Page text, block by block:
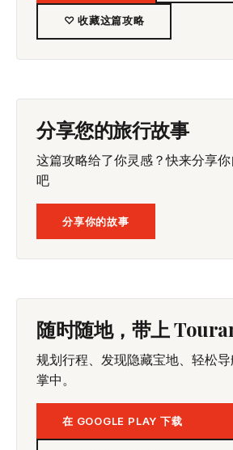
♡ 收藏这篇攻略
分享您的旅行故事
这篇攻略给了你灵感？快来分享
吧
分享你的故事
随时随地，带上
规划行程、发现隐藏宝地、轻松
掌中。
在 GOOGLE PLAY 下载